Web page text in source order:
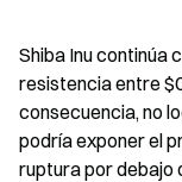
Shiba Inu continúa
resistencia entre
consecuencia, no
podría exponer el
ruptura por debajo